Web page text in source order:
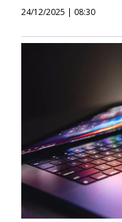
24/12/2025 | 08:30